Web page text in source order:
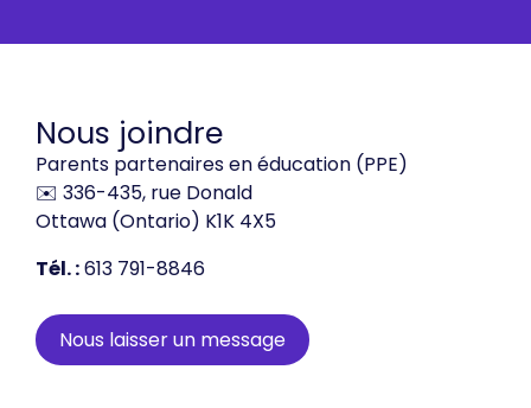
Nous joindre
Parents partenaires en éducation (PPE)
✉️ 336-435, rue Donald
Ottawa (Ontario) K1K 4X5
Tél. :613 791-8846
Nous laisser un message